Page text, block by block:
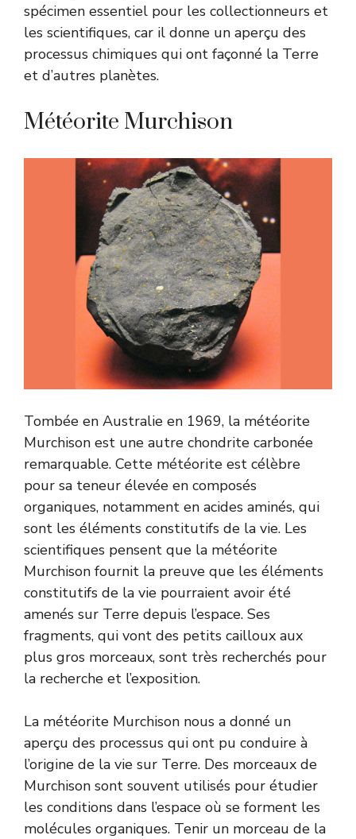
spécimen essentiel pour les collectionneurs et
les scientifiques, car il donne un aperçu des
processus chimiques qui ont façonné la Terre
et d’autres planètes.
Météorite Murchison
Tombée en Australie en 1969, la météorite
Murchison est une autre chondrite carbonée
remarquable. Cette météorite est célèbre
pour sa teneur élevée en composés
organiques, notamment en acides aminés, qui
sont les éléments constitutifs de la vie. Les
scientifiques pensent que la météorite
Murchison fournit la preuve que les éléments
constitutifs de la vie pourraient avoir été
amenés sur Terre depuis l’espace. Ses
fragments, qui vont des petits cailloux aux
plus gros morceaux, sont très recherchés pour
la recherche et l’exposition.
La météorite Murchison nous a donné un
aperçu des processus qui ont pu conduire à
l’origine de la vie sur Terre. Des morceaux de
Murchison sont souvent utilisés pour étudier
les conditions dans l’espace où se forment les
molécules organiques. Tenir un morceau de la